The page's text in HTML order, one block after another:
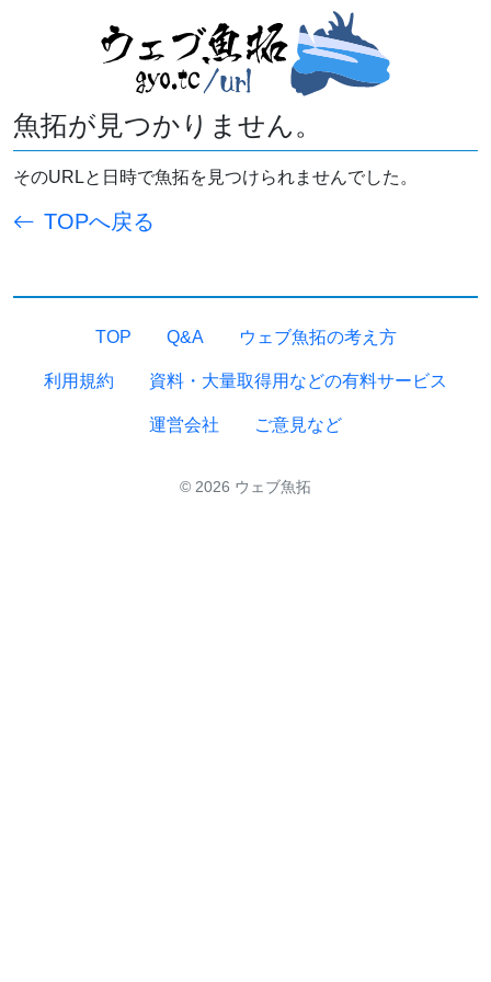
魚拓が見つかりません。
そのURLと日時で魚拓を見つけられませんでした。
TOPへ戻る
TOP Q&A ウェブ魚拓の考え方
利用規約 資料・大量取得用などの有料サービス
運営会社 ご意見など
© 2026 ウェブ魚拓